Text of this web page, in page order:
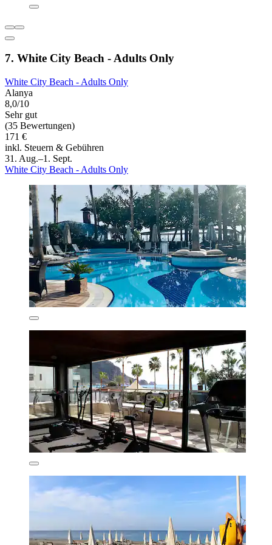
7. White City Beach - Adults Only
White City Beach - Adults Only
Alanya
8,0/10
Sehr gut
(35 Bewertungen)
171 €
inkl. Steuern & Gebühren
31. Aug.–1. Sept.
White City Beach - Adults Only